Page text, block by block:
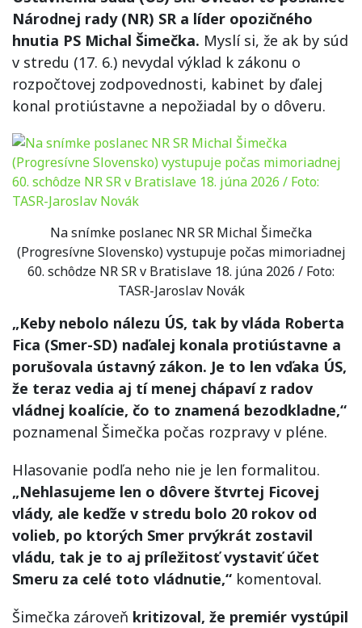
Národnej rady (NR) SR a líder opozičného
hnutia PS Michal Šimečka. Myslí si, že ak by súd
v stredu (17. 6.) nevydal výklad k zákonu o
rozpočtovej zodpovednosti, kabinet by ďalej
konal protiústavne a nepožiadal by o dôveru.
Na snímke poslanec NR SR Michal Šimečka
(Progresívne Slovensko) vystupuje počas mimoriadnej
60. schôdze NR SR v Bratislave 18. júna 2026 / Foto:
TASR-Jaroslav Novák
„Keby nebolo nálezu ÚS, tak by vláda Roberta
Fica (Smer-SD) naďalej konala protiústavne a
porušovala ústavný zákon. Je to len vďaka ÚS,
že teraz vedia aj tí menej chápaví z radov
vládnej koalície, čo to znamená bezodkladne,“
poznamenal Šimečka počas rozpravy v pléne.
Hlasovanie podľa neho nie je len formalitou.
„Nehlasujeme len o dôvere štvrtej Ficovej
vlády, ale keďže v stredu bolo 20 rokov od
volieb, po ktorých Smer prvýkrát zostavil
vládu, tak je to aj príležitosť vystaviť účet
Smeru za celé toto vládnutie,“ komentoval.
Šimečka zároveň kritizoval, že premiér vystúpil